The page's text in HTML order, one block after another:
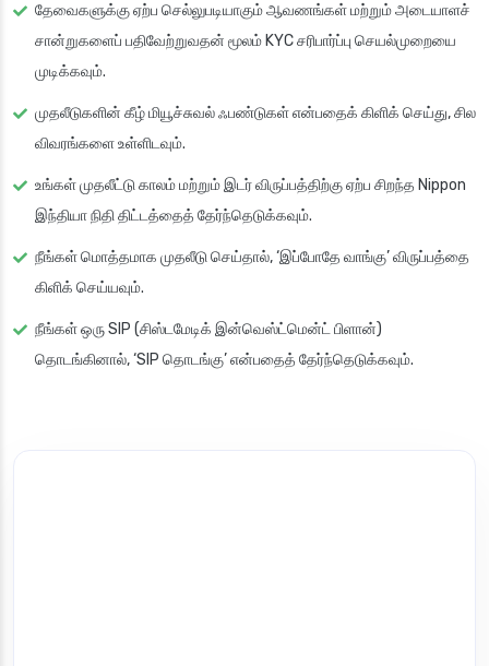
தேவைகளுக்கு ஏற்ப செல்லுபடியாகும் ஆவணங்கள் மற்றும் அடையாளச்
சான்றுகளைப் பதிவேற்றுவதன் மூலம் KYC சரிபார்ப்பு செயல்முறையை
முடிக்கவும்.
முதலீடுகளின் கீழ் மியூச்சுவல் ஃபண்டுகள் என்பதைக் கிளிக் செய்து, சில
விவரங்களை உள்ளிடவும்.
உங்கள் முதலீட்டு காலம் மற்றும் இடர் விருப்பத்திற்கு ஏற்ப சிறந்த Nippon
இந்தியா நிதி திட்டத்தைத் தேர்ந்தெடுக்கவும்.
நீங்கள் மொத்தமாக முதலீடு செய்தால், ‘இப்போதே வாங்கு’ விருப்பத்தை
கிளிக் செய்யவும்.
நீங்கள் ஒரு SIP (சிஸ்டமேடிக் இன்வெஸ்ட்மென்ட் பிளான்)
தொடங்கினால், ‘SIP தொடங்கு’ என்பதைத் தேர்ந்தெடுக்கவும்.